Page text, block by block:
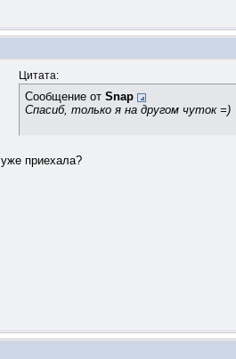
Цитата:
Сообщение от Snap
Спасиб, только я на другом чуток =)
уже приехала?